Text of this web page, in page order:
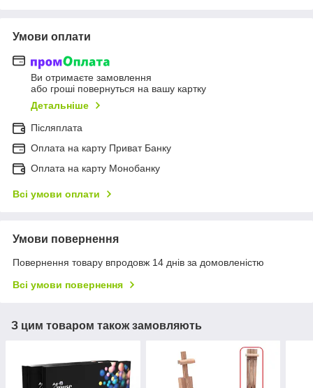
Умови оплати
Ви отримаєте замовлення
або гроші повернуться на вашу картку
Детальніше
Післяплата
Оплата на карту Приват Банку
Оплата на карту Монобанку
Всі умови оплати
Умови повернення
Повернення товару впродовж 14 днів за домовленістю
Всі умови повернення
З цим товаром також замовляють